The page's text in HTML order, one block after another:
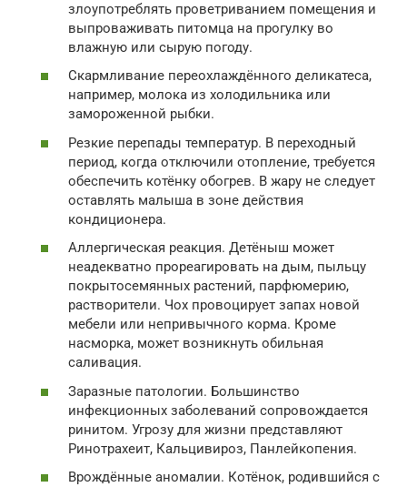
злоупотреблять проветриванием помещения и
выпроваживать питомца на прогулку во
влажную или сырую погоду.
Скармливание переохлаждённого деликатеса,
например, молока из холодильника или
замороженной рыбки.
Резкие перепады температур. В переходный
период, когда отключили отопление, требуется
обеспечить котёнку обогрев. В жару не следует
оставлять малыша в зоне действия
кондиционера.
Аллергическая реакция. Детёныш может
неадекватно прореагировать на дым, пыльцу
покрытосемянных растений, парфюмерию,
растворители. Чох провоцирует запах новой
мебели или непривычного корма. Кроме
насморка, может возникнуть обильная
саливация.
Заразные патологии. Большинство
инфекционных заболеваний сопровождается
ринитом. Угрозу для жизни представляют
Ринотрахеит, Кальцивироз, Панлейкопения.
Врождённые аномалии. Котёнок, родившийся с